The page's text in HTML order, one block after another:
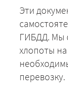
Эти
ГИБДД. Мы
хлопоты
перевозку.